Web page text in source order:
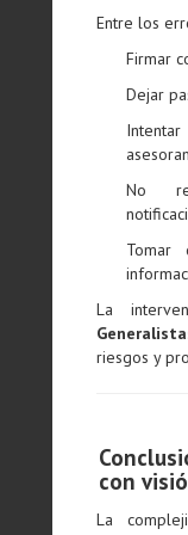
Entre los
Firmar
Dejar
No
Tomar
La
riesgos y
con
La